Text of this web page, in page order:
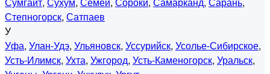
Степногорск, Сатпаев
У
Уфа, Улан-Удэ, Ульяновск, Уссурийск, Усолье-Сибирское,
Усть-Илимск, Ухта, Ужгород, Усть-Каменогорск, Уральск,